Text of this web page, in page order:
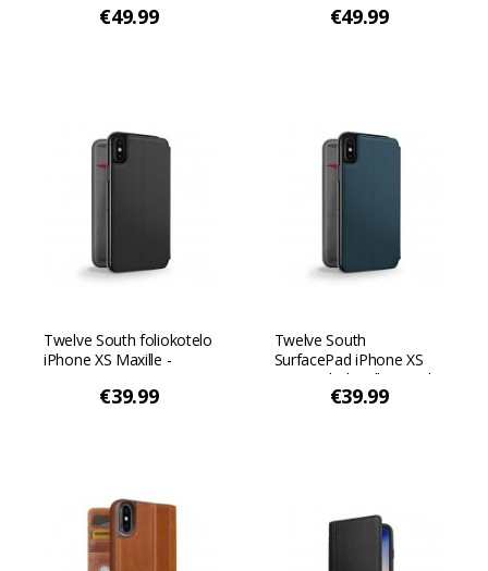
€49.99 €49.99
Twelve South foliokotelo
iPhone XS Maxille -
€39.99
Twelve South
SurfacePad iPhone XS
Max -puhelimelle - Teal
€39.99